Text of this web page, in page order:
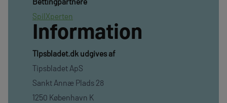
SpilXperten
Information
TIpsbladet.dk udgives af
Tipsbladet ApS
Sankt Annæ Plads 28
1250 København K